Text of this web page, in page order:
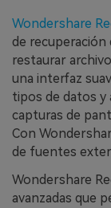
Wondershare
de recuperación
restaurar
una interfaz
tipos de datos y
capturas de
Con
de fuentes
Wondershare
avanzadas que